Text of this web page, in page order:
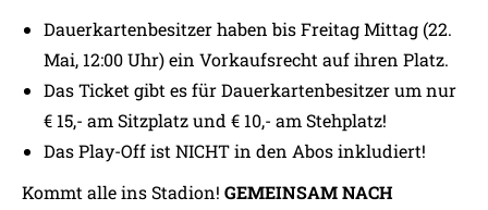
Dauerkartenbesitzer haben bis Freitag Mittag (22.
Mai, 12:00 Uhr) ein Vorkaufsrecht auf ihren Platz.
Das Ticket gibt es für Dauerkartenbesitzer um nur
€ 15,- am Sitzplatz und € 10,- am Stehplatz!
Das Play-Off ist NICHT in den Abos inkludiert!
Kommt alle ins Stadion! GEMEINSAM NACH